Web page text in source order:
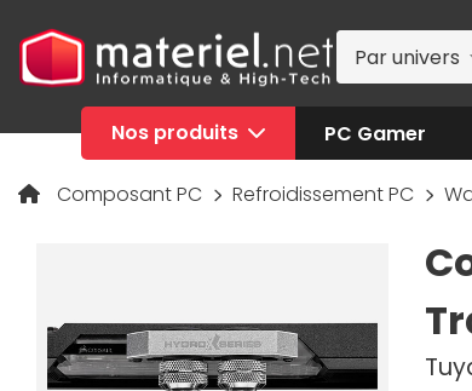
Par univers
Nos produits PC Gamer
Composant PC Refroidissement PC